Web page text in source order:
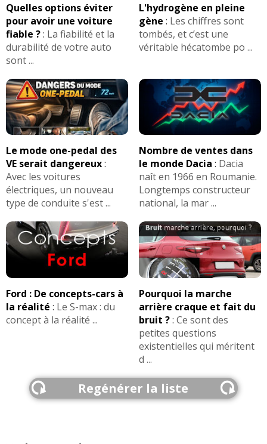
Quelles options éviter
pour avoir une voiture
fiable ?: La fiabilité et la
durabilité de votre auto
sont ...
L'hydrogène en pleine
gène : Les chiffres sont
tombés, et c’est une
véritable hécatombe po ...
Le mode one-pedal des
VE serait dangereux:
Avec les voitures
électriques, un nouveau
type de conduite s'est ...
Nombre de ventes dans
le monde Dacia : Dacia
naît en 1966 en Roumanie.
Longtemps constructeur
national, la mar ...
Ford : De concepts-cars à
la réalité : Le S-max : du
concept à la réalité ...
Pourquoi la marche
arrière craque et fait du
bruit ?: Ce sont des
petites questions
existentielles qui méritent
d ...
Regénérer la liste